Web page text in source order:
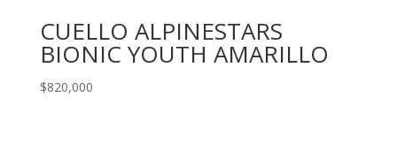
CUELLO ALPINESTARS
BIONIC YOUTH AMARILLO
$820,000